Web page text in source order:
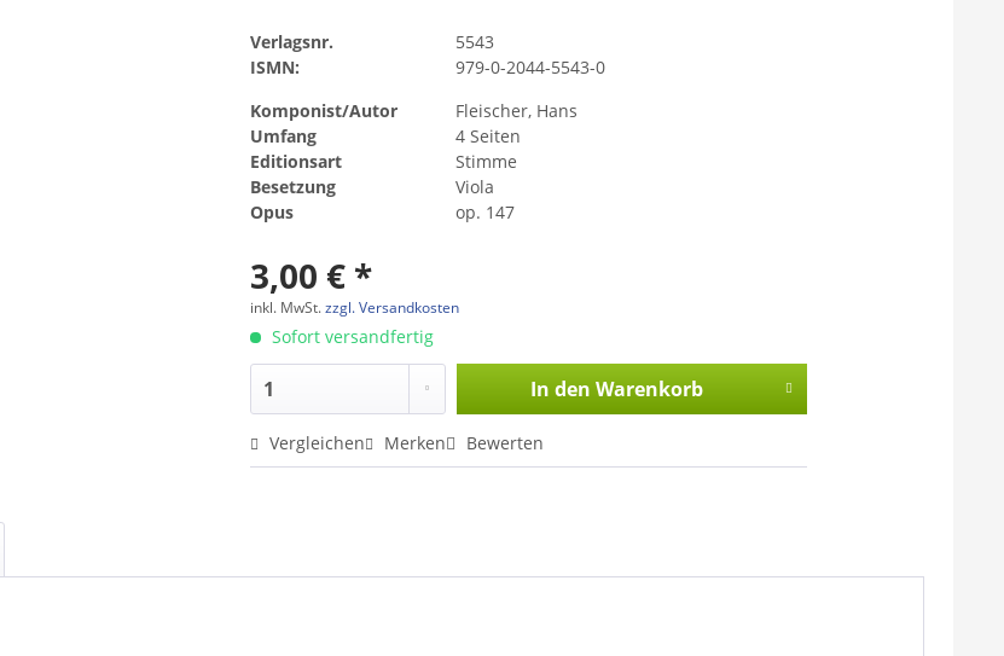
Verlagsnr.
5543
ISMN:
979-0-2044-5543-0
Komponist/Autor
Fleischer, Hans
Umfang
4 Seiten
Editionsart
Stimme
Besetzung
Viola
Opus
op. 147
3,00 € *
inkl. MwSt.zzgl. Versandkosten
Sofort versandfertig
In den Warenkorb
Vergleichen Merken Bewerten